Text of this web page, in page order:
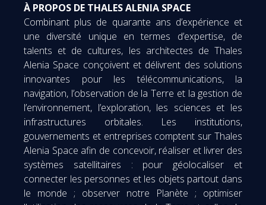
À PROPOS DE THALES ALENIA SPACE
Combinant plus de quarante ans d’expérience et
une diversité unique en termes d’expertise, de
talents et de cultures, les architectes de Thales
Alenia Space conçoivent et délivrent des solutions
innovantes pour les télécommunications, la
navigation, l’observation de la Terre et la gestion de
l’environnement, l’exploration, les sciences et les
infrastructures orbitales. Les institutions,
gouvernements et entreprises comptent sur Thales
Alenia Space afin de concevoir, réaliser et livrer des
systèmes satellitaires : pour géolocaliser et
connecter les personnes et les objets partout dans
le monde ; observer notre Planète ; optimiser